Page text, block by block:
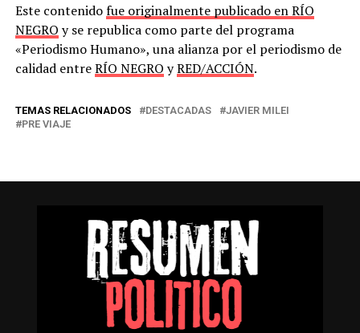
Este contenidofue originalmente publicado en RÍO
NEGRO y se republica como parte del programa
«Periodismo Humano», una alianza por el periodismo de
calidad entreRÍO NEGRO yRED/ACCIÓN.
TEMAS RELACIONADOS DESTACADAS
JAVIER MILEI
PRE VIAJE